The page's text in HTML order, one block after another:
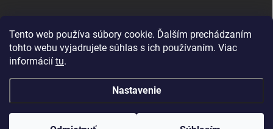
Tento web používa súbory cookie. Ďalším prechádzaním
tohto webu vyjadrujete súhlas s ich používaním. Viac
informácií tu.
Nastavenie
Copyright 2026Anipet.sk. Všetky práva vyhradené.Upraviť nastavenie